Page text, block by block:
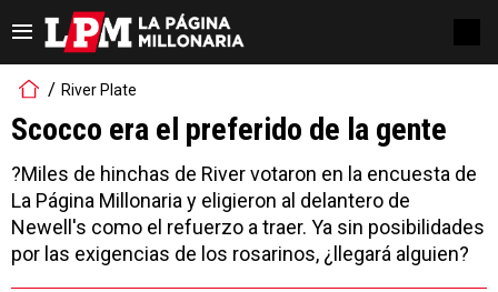
River Plate
Scocco era el preferido de la gente
?Miles de hinchas de River votaron en la encuesta de
La Página Millonaria y eligieron al delantero de
Newell's como el refuerzo a traer. Ya sin posibilidades
por las exigencias de los rosarinos, ¿llegará alguien?